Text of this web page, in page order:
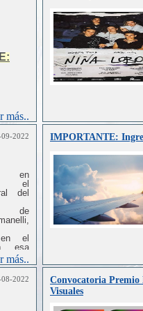
más..
2022
en
el
del
de
el
esa
del
que
más..
IMPORTANTE:
2022
Convocatoria Premio
Visuales